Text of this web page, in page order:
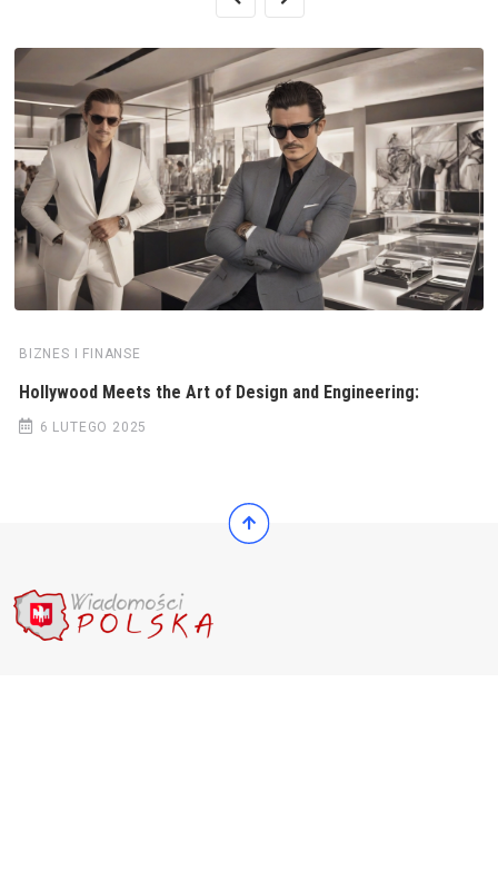
BIZNES I FINANSE
Hollywood Meets the Art of Design and Engineering:
6 LUTEGO 2025